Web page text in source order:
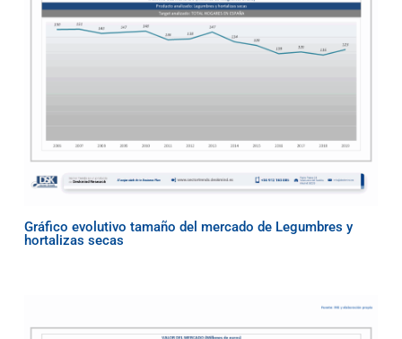
Gráfico evolutivo tamaño del mercado de Legumbres y
hortalizas secas